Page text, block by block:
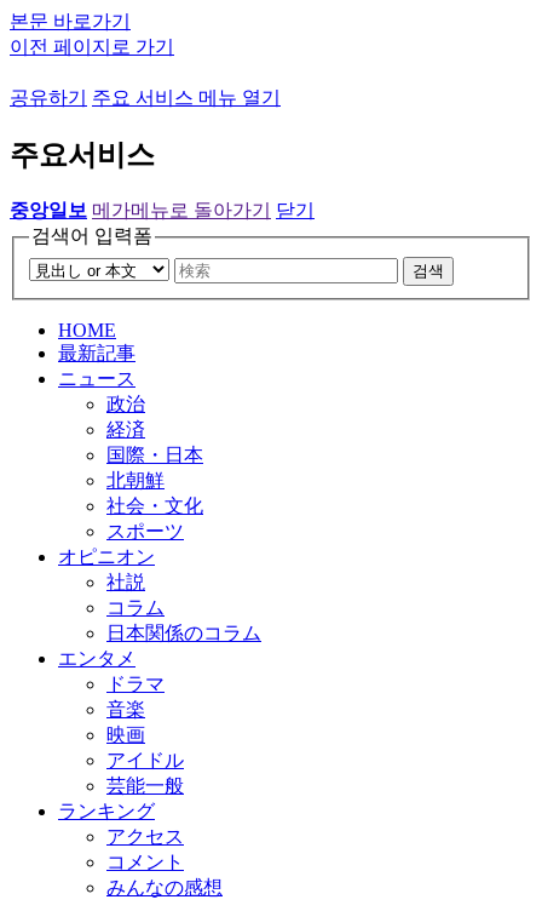
본문 바로가기
이전 페이지로 가기
공유하기 주요 서비스 메뉴 열기
주요서비스
중앙일보 메가메뉴로 돌아가기
닫기
검색어 입력폼
검색
HOME
最新記事
ニュース
政治
経済
国際・日本
北朝鮮
社会・文化
スポーツ
オピニオン
社説
コラム
日本関係のコラム
エンタメ
ドラマ
音楽
映画
アイドル
芸能一般
ランキング
アクセス
コメント
みんなの感想